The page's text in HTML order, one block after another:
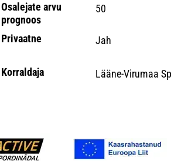
Osalejate arvu
prognoos
50
Privaatne Jah
Korraldaja Lääne-Virumaa